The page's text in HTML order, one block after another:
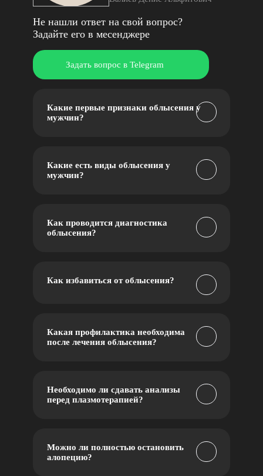
Не нашли ответ на свой вопрос?
Задайте его в месенджере
Какие первые признаки облысения у
мужчин?
Какие есть виды облысения у
мужчин?
Как проводится диагностика
облысения?
Как избавиться от облысения?
Какая профилактика необходима
после лечения облысения?
Необходимо ли сдавать анализы
перед плазмотерапией?
Можно ли полностью остановить
алопецию?